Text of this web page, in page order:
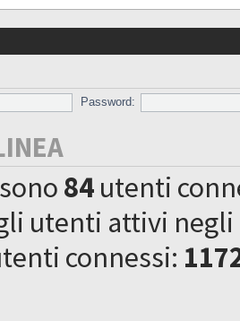
Password:
84utenti
utenti attivi
connessi: